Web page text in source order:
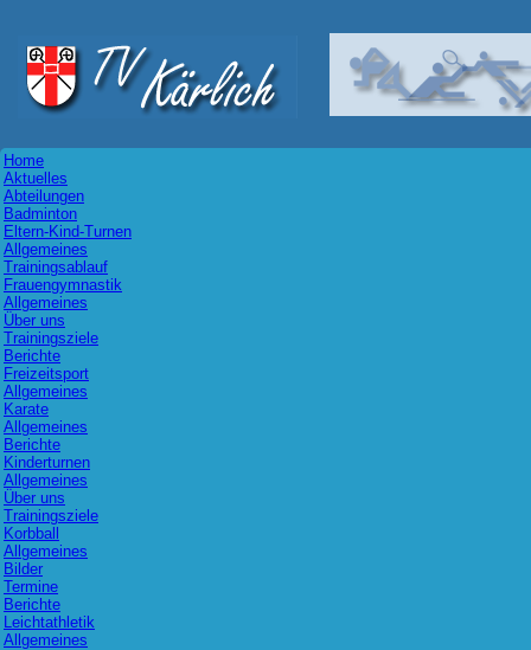
Home
Aktuelles
Abteilungen
Badminton
Eltern-Kind-Turnen
Allgemeines
Trainingsablauf
Frauengymnastik
Allgemeines
Über uns
Trainingsziele
Berichte
Freizeitsport
Allgemeines
Karate
Allgemeines
Berichte
Kinderturnen
Allgemeines
Über uns
Trainingsziele
Korbball
Allgemeines
Bilder
Termine
Berichte
Leichtathletik
Allgemeines